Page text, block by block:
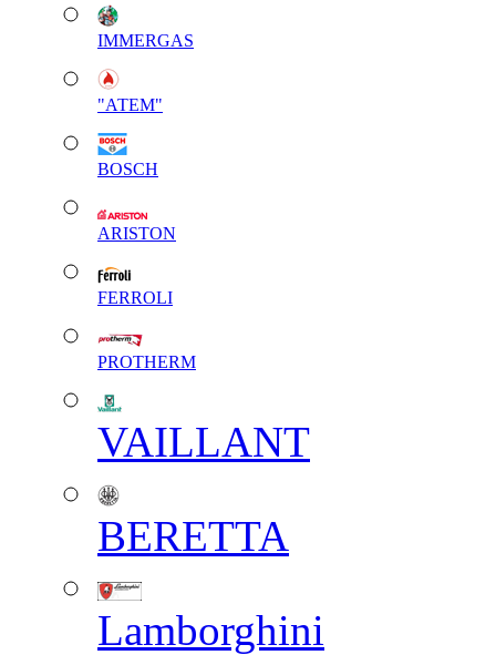
IMMERGAS
"АТЕМ"
BOSCH
ARISTON
FERROLI
PROTHERM
VAILLANT
BERETTA
Lamborghini